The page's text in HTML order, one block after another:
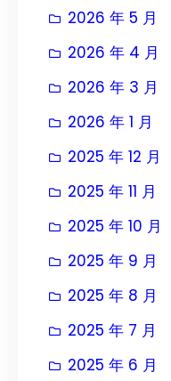
2026 年 5 月
2026 年 4 月
2026 年 3 月
2026 年 1 月
2025 年 12 月
2025 年 11 月
2025 年 10 月
2025 年 9 月
2025 年 8 月
2025 年 7 月
2025 年 6 月